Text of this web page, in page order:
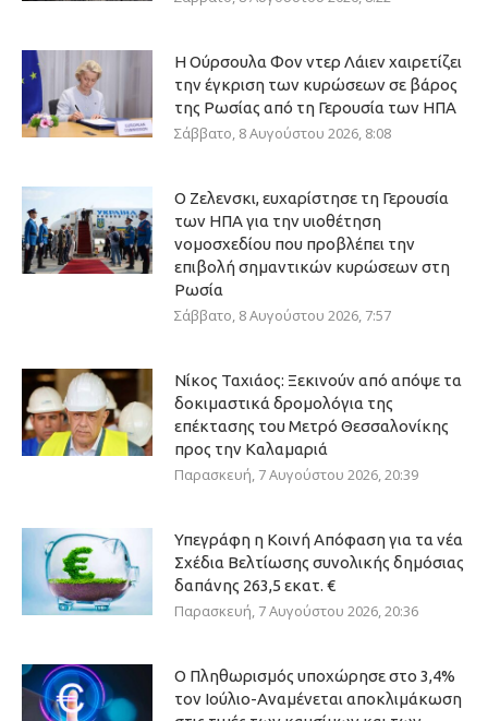
Η Ούρσουλα Φον ντερ Λάιεν χαιρετίζει
την έγκριση των κυρώσεων σε βάρος
της Ρωσίας από τη Γερουσία των ΗΠΑ
Σάββατο, 8 Αυγούστου 2026, 8:08
Ο Ζελενσκι, ευχαρίστησε τη Γερουσία
των ΗΠΑ για την υιοθέτηση
νομοσχεδίου που προβλέπει την
επιβολή σημαντικών κυρώσεων στη
Ρωσία
Σάββατο, 8 Αυγούστου 2026, 7:57
Νίκος Ταχιάος: Ξεκινούν από απόψε τα
δοκιμαστικά δρομολόγια της
επέκτασης του Μετρό Θεσσαλονίκης
προς την Καλαμαριά
Παρασκευή, 7 Αυγούστου 2026, 20:39
Υπεγράφη η Κοινή Απόφαση για τα νέα
Σχέδια Βελτίωσης συνολικής δημόσιας
δαπάνης 263,5 εκατ. €
Παρασκευή, 7 Αυγούστου 2026, 20:36
Ο Πληθωρισμός υποχώρησε στο 3,4%
τον Ιούλιο-Αναμένεται αποκλιμάκωση